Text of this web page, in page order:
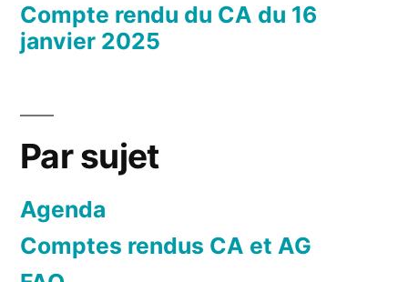
Compte rendu du CA du 16
janvier 2025
Par sujet
Agenda
Comptes rendus CA et AG